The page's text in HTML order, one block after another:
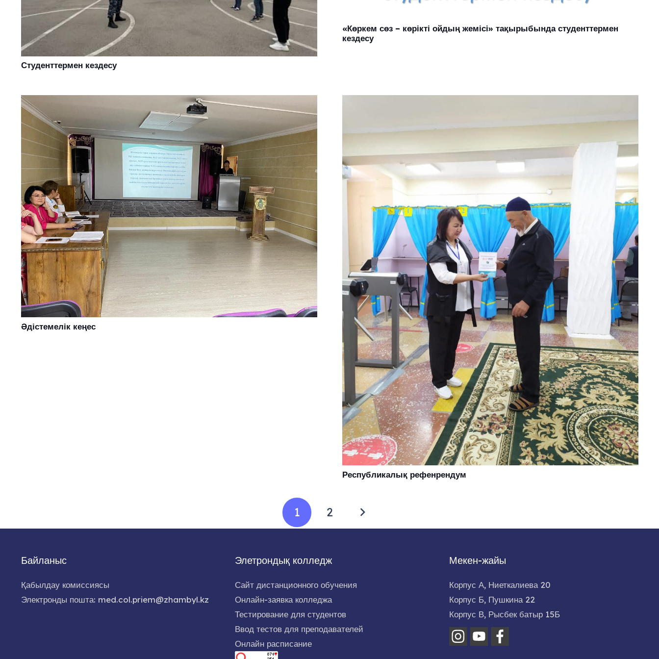
Студенттермен кездесу
«Көркем сөз – көрікті ойдың жемісі» тақырыбында студенттермен
кездесу
Әдістемелік кеңес
Республикалық рефенрендум
1 2
Байланыс
Қабылдау комиссиясы
Электронды пошта: med.col.priem@zhambyl.kz
Элетрондық колледж
Сайт дистанционного обучения
Онлайн-заявка колледжа
Тестирование для студентов
Ввод тестов для преподавателей
Онлайн расписание
Мекен-жайы
Корпус А, Ниеткалиева 20
Корпус Б, Пушкина 22
Корпус В, Рысбек батыр 15Б